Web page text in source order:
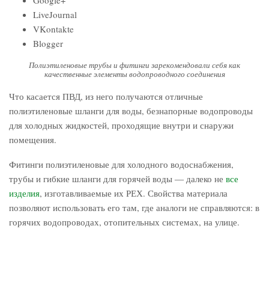
LiveJournal
VKontakte
Blogger
Полиэтиленовые трубы и фитинги зарекомендовали себя как
качественные элементы водопроводного соединения
Что касается ПВД, из него получаются отличные
полиэтиленовые шланги для воды, безнапорные водопроводы
для холодных жидкостей, проходящие внутри и снаружи
помещения.
Фитинги полиэтиленовые для холодного водоснабжения,
трубы и гибкие шланги для горячей воды ― далеко не все
изделия, изготавливаемые их РЕХ. Свойства материала
позволяют использовать его там, где аналоги не справляются: в
горячих водопроводах, отопительных системах, на улице.